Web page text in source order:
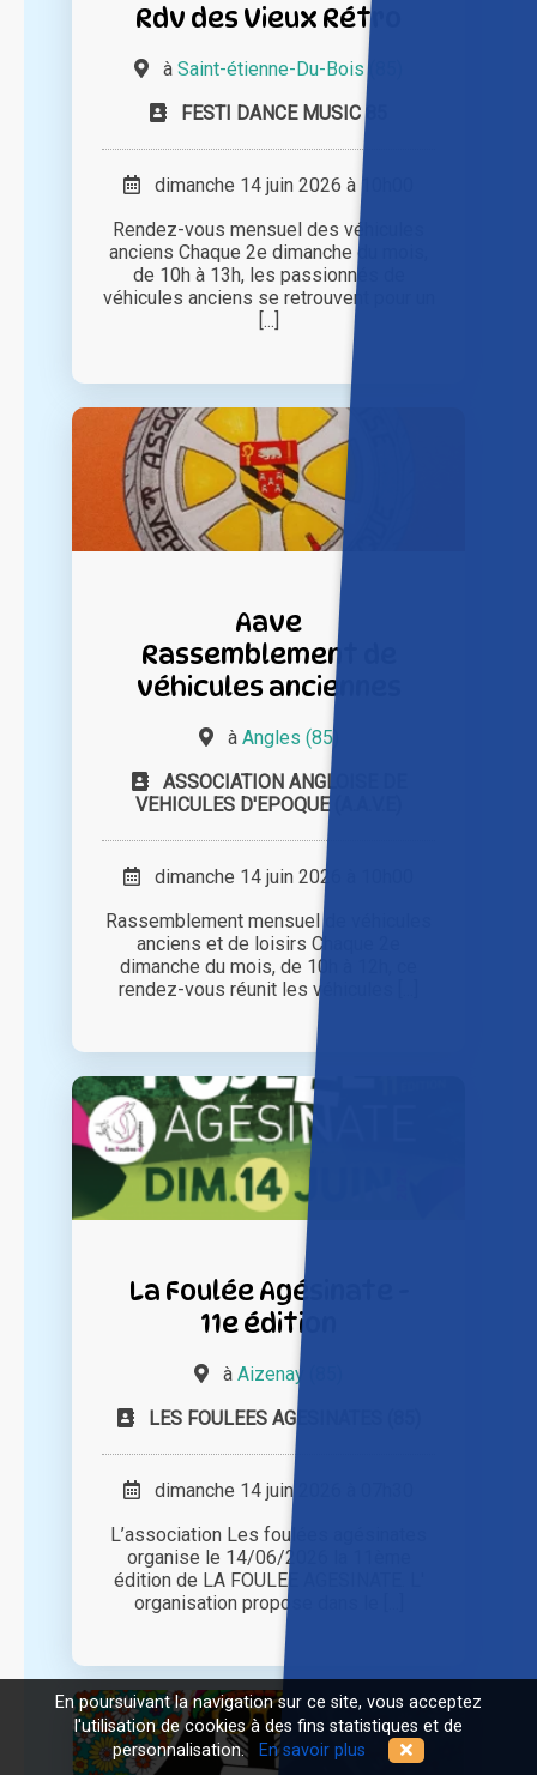
Rdv des Vieux Rétro
à Saint-étienne-Du-Bois (85)
FESTI DANCE MUSIC 85
dimanche 14 juin 2026 à 10h00
Rendez-vous mensuel des véhicules
anciens Chaque 2e dimanche du mois,
de 10h à 13h, les passionnés de
véhicules anciens se retrouvent pour un
[...]
Aave
Rassemblement de
véhicules anciennes
à Angles (85)
ASSOCIATION ANGLOISE DE
VEHICULES D'EPOQUE (A.A.V.E)
dimanche 14 juin 2026 à 10h00
Rassemblement mensuel de véhicules
anciens et de loisirs Chaque 2e
dimanche du mois, de 10h à 12h, ce
rendez-vous réunit les véhicules [...]
La Foulée Agésinate -
11e édition
à Aizenay (85)
LES FOULEES AGESINATES (85)
dimanche 14 juin 2026 à 07h30
L’association Les foulées agésinates
organise le 14/06/2026 la 11ème
édition de LA FOULEE AGESINATE. L'
organisation propose dans le [...]
En poursuivant la navigation sur ce site, vous acceptez
l'utilisation de cookies à des fins statistiques et de
personnalisation.
En savoir plus